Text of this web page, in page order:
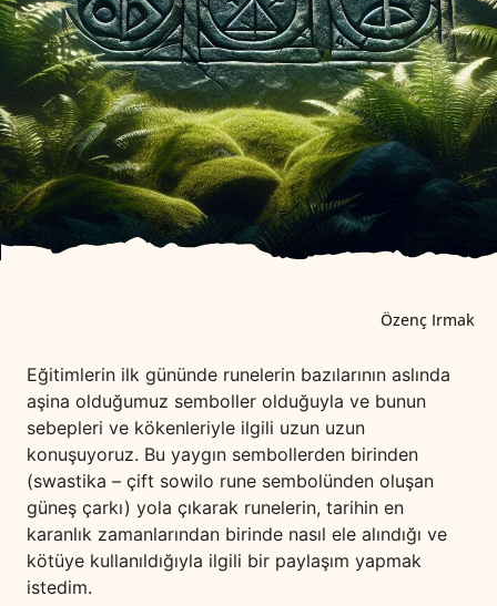
Özenç Irmak
Eğitimlerin ilk gününde runelerin bazılarının aslında
aşina olduğumuz semboller olduğuyla ve bunun
sebepleri ve kökenleriyle ilgili uzun uzun
konuşuyoruz. Bu yaygın sembollerden birinden
(swastika – çift sowilo rune sembolünden oluşan
güneş çarkı) yola çıkarak runelerin, tarihin en
karanlık zamanlarından birinde nasıl ele alındığı ve
kötüye kullanıldığıyla ilgili bir paylaşım yapmak
istedim.